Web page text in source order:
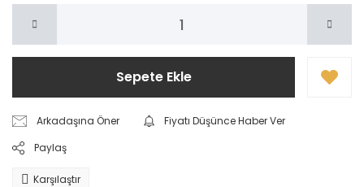
Sepete Ekle
Arkadaşına Öner
Fiyatı Düşünce Haber Ver
Paylaş
Karşılaştır